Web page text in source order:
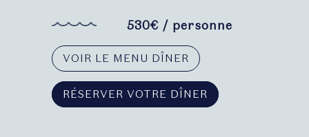
530€ / personne
VOIR LE MENU DÎNER
RÉSERVER VOTRE DÎNER